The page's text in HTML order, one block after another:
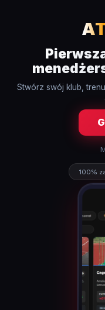
Stwórz swój klub,
100%